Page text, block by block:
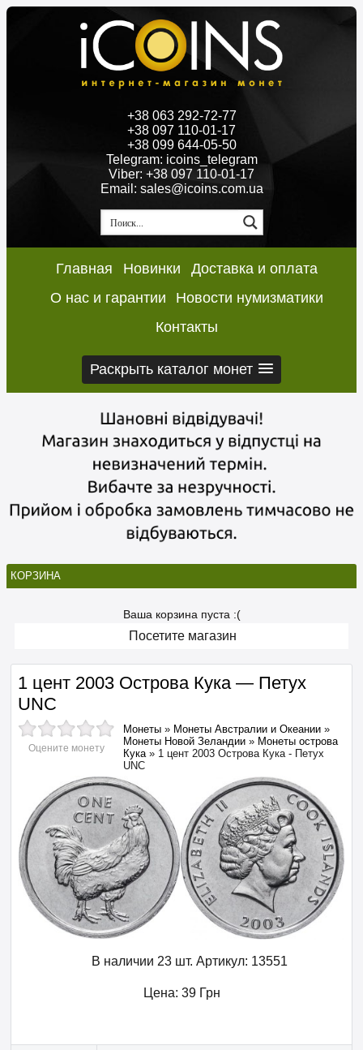
+38 063 292-72-77
+38 097 110-01-17
+38 099 644-05-50
Telegram: icoins_telegram
Viber: +38 097 110-01-17
Email: sales@icoins.com.ua
Главная Новинки
Доставка и оплата
О нас и гарантии
Новости нумизматики
Контакты
Раскрыть каталог монет
КОРЗИНА
Ваша корзина пуста :(
Посетите магазин
1 цент 2003 Острова Кука — Петух
UNC
Оцените монету
Монеты » Монеты Австралии и Океании »
Монеты Новой Зеландии » Монеты острова
Кука» 1 цент 2003 Острова Кука - Петух
UNC
В наличии 23 шт. Артикул: 13551
Цена: 39 Грн